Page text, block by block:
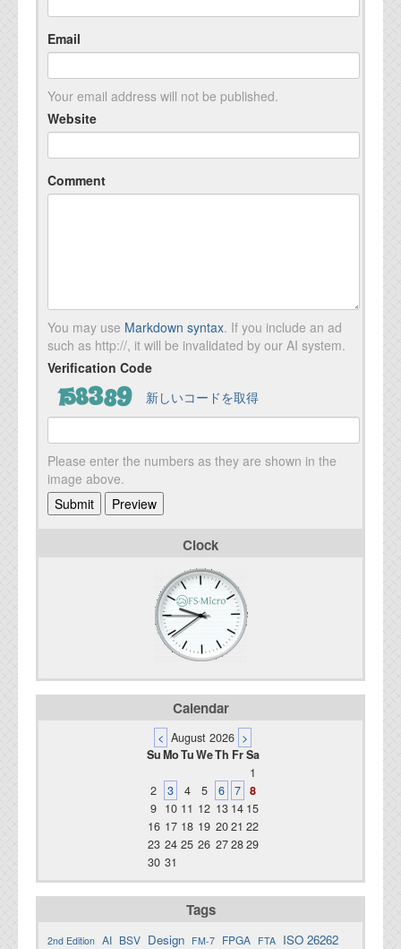
Email
Your email address will not be published.
Website
Comment
You may use Markdown syntax. If you include an ad
such as http://, it will be invalidated by our AI system.
Verification Code
新しいコードを取得
Please enter the numbers as they are shown in the
image above.
Clock
Calendar
< August 2026 >
SuMoTuWeTh FrSa
1
2
3 4 5 6 7 8
9 10 11 12 13 14 15
16 17 18 19 2021 22
23 24 25 26 272829
30 31
Tags
2nd Edition AI BSV Design FM-7 FPGA FTA ISO 26262